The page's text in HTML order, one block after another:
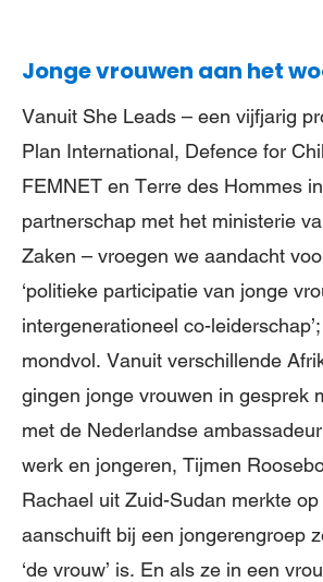
Jonge vrouwen aan het
Vanuit She Leads – een vijfjarig
Plan International, Defence for
FEMNET en Terre des Hommes
partnerschap met het ministerie
Zaken – vroegen we aandacht
‘politieke participatie van jonge
intergenerationeel co-
mondvol. Vanuit verschillende
gingen jonge vrouwen in gesprek
met de Nederlandse
werk en jongeren, Tijmen
Rachael uit Zuid-Sudan merkte
aanschuift bij een jongerengroep
‘de vrouw’ is. En als ze in een